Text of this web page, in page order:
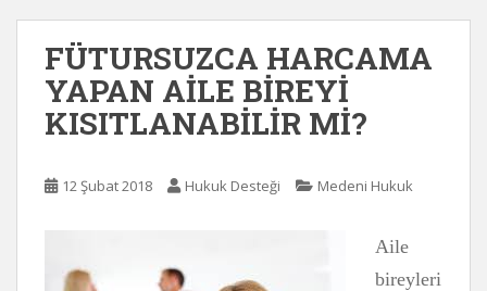
FÜTURSUZCA HARCAMA
YAPAN AİLE BİREYİ
KISITLANABİLİR Mİ?
12 Şubat 2018 Hukuk Desteği Medeni Hukuk
Aile
bireyleri